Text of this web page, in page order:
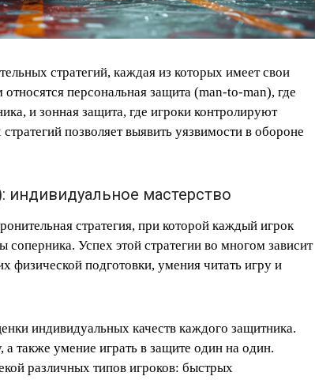
стратегий, каждая из которых имеет свои
персональная защита (man-to-man), где
и зонная защита, где игроки контролируют
позволяет выявить уязвимости в обороне
индивидуальное мастерство
стратегия, при которой каждый игрок
соперника. Успех этой стратегии во многом зависит
физической подготовки, умения читать игру и
индивидуальных качеств каждого защитника.
а также умение играть в защите один на один.
различных типов игроков: быстрых